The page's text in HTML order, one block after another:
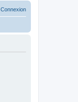
Connexion